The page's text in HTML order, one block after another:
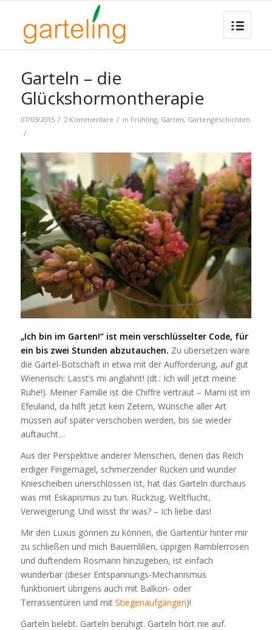
Garteln – die
Glückshormontherapie
07/03/2015 / 2 Kommentare / in Frühling, Gärten, Gartengeschichten
/
„Ich bin im Garten!“ ist mein verschlüsselter Code, für
ein bis zwei Stunden abzutauchen. Zu übersetzen wäre
die Gartel-Botschaft in etwa mit der Aufforderung, auf gut
Wienerisch: Lasst’s mi anglahnt! (dt.: Ich will jetzt meine
Ruhe!). Meiner Familie ist die Chiffre vertraut – Mami ist im
Efeuland, da hilft jetzt kein Zetern, Wünsche aller Art
müssen auf später verschoben werden, bis sie wieder
auftaucht…
Aus der Perspektive anderer Menschen, denen das Reich
erdiger Fingernägel, schmerzender Rücken und wunder
Kniescheiben unerschlossen ist, hat das Garteln durchaus
was mit Eskapismus zu tun. Rückzug, Weltflucht,
Verweigerung. Und wisst Ihr was? – Ich liebe das!
Mir den Luxus gönnen zu können, die Gartentür hinter mir
zu schließen und mich Bauernlilien, üppigen Ramblerrosen
und duftendem Rosmarin hinzugeben, ist einfach
wunderbar (dieser Entspannungs-Mechanismus
funktioniert übrigens auch mit Balkon- oder
Terrassentüren und mit Stiegenaufgängen)!
Garteln belebt. Garteln beruhigt. Garteln hört nie auf.